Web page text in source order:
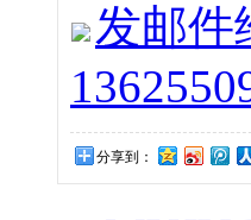
发邮件
分享到：